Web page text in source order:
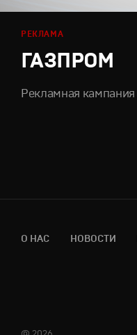
РЕКЛАМА
ГАЗПРОМ
Рекламная
О НАС НОВОСТИ